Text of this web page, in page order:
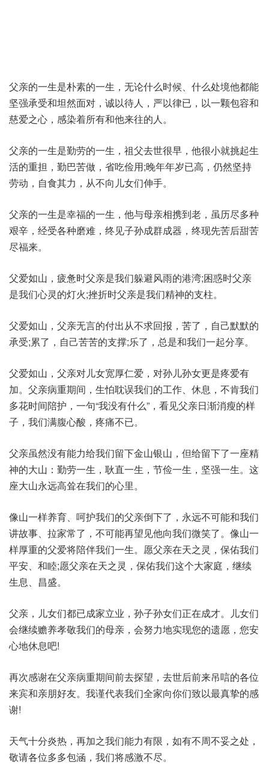
父亲的一生是朴素的一生，无论什么时候、什么处境他都能
坚强承受和坦然面对，诚以待人，严以律已，以一颗包容和
慈爱之心，感染着所有和他来往的人。
父亲的一生是勤劳的一生，祖父去世很早，他很小就挑起生
活的重担，勤巴苦做，省吃俭用;晚年年岁已高，仍然坚持
劳动，自食其力，从不向儿女们伸手。
父亲的一生是幸福的一生，他与母亲相携到老，虽历尽多种
艰辛，经受各种磨难，终见子孙成群成器，终现先苦后甜苦
尽福来。
父爱如山，疲惫时父亲是我们躲避风雨的港湾;困惑时父亲
是我们心灵的灯火;挫折时父亲是我们精神的支柱。
父爱如山，父亲无言的付出从不求回报，苦了，自己默默的
承受;累了，自己苦苦的支撑;乐了，总是和我们一起分享。
父爱如山，父亲对儿女宽厚仁爱，对孙儿孙女更是疼爱有
加。父亲病重期间，生怕耽误我们的工作、休息，不肯我们
多花时间陪护，一句“我没有什么”，看见父亲日渐消瘦的样
子，我们满腹心酸，疼痛不已。
父亲虽然没有能力给我们留下金山银山，但给留下了一座精
神的大山：勤劳一生，耿直一生，节俭一生，坚强一生。这
座大山永远高耸在我们的心里。
像山一样养育、呵护我们的父亲倒下了，永远不可能和我们
讲故事、拉家常了，不可能再望见他向我们微笑了。像山一
样厚重的父爱将陪伴我们一生。愿父亲在天之灵，保佑我们
平安、和睦;愿父亲在天之灵，保佑我们这个大家庭，继续
生息、昌盛。
父亲，儿女们都已成家立业，孙子孙女们正在成才。儿女们
会继续赡养孝敬我们的母亲，会努力地实现您的遗愿，您安
心地休息吧!
再次感谢在父亲病重期间前去探望，去世后前来吊唁的各位
来宾和亲朋好友。我谨代表我们全家向你们致以最真挚的感
谢!
天气十分炎热，再加之我们能力有限，如有不周不妥之处，
敬请各位多多包涵，我们将感激不尽。